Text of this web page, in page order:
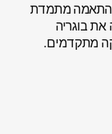
התאמה מתמדת
את בוגריה
מתקדמים.